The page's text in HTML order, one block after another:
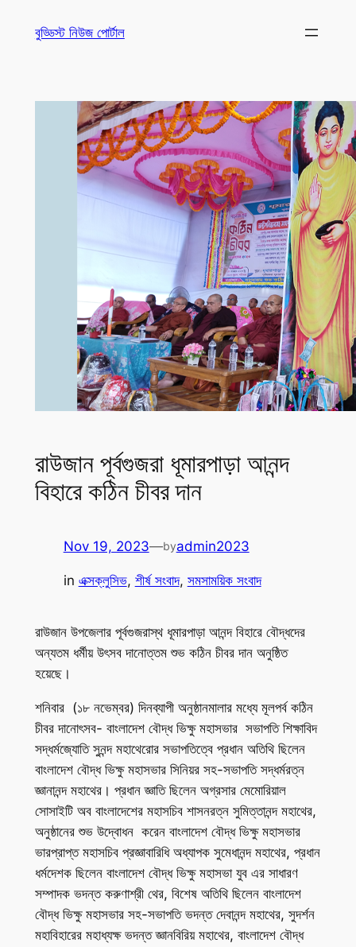
বুড্ডিস্ট নিউজ পোর্টাল
রাউজান পূর্বগুজরা ধূমারপাড়া আনন্দ
বিহারে কঠিন চীবর দান
Nov 19, 2023—byadmin2023
in এক্সক্লুসিভ, শীর্ষ সংবাদ, সমসাময়িক সংবাদ
রাউজান উপজেলার পূর্বগুজরাস্থ ধূমারপাড়া আনন্দ বিহারে বৌদ্ধদের
অন্যতম ধর্মীয় উৎসব দানোত্তম শুভ কঠিন চীবর দান অনুষ্ঠিত
হয়েছে।
শনিবার (১৮ নভেম্বর) দিনব্যাপী অনুষ্ঠানমালার মধ্যে মূলপর্ব কঠিন
চীবর দানোৎসব- বাংলাদেশ বৌদ্ধ ভিক্ষু মহাসভার সভাপতি শিক্ষাবিদ
সদ্ধর্মজ্যোতি সুনন্দ মহাথেরোর সভাপতিত্বে প্রধান অতিথি ছিলেন
বাংলাদেশ বৌদ্ধ ভিক্ষু মহাসভার সিনিয়র সহ-সভাপতি সদ্ধর্মরত্ন
জ্ঞানানন্দ মহাথের। প্রধান জ্ঞাতি ছিলেন অগ্রসার মেমোরিয়াল
সোসাইটি অব বাংলাদেশের মহাসচিব শাসনরত্ন সুমিত্তানন্দ মহাথের,
অনুষ্ঠানের শুভ উদ্বোধন করেন বাংলাদেশ বৌদ্ধ ভিক্ষু মহাসভার
ভারপ্রাপ্ত মহাসচিব প্রজ্ঞাবারিধি অধ্যাপক সুমেধানন্দ মহাথের, প্রধান
ধর্মদেশক ছিলেন বাংলাদেশ বৌদ্ধ ভিক্ষু মহাসভা যুব এর সাধারণ
সম্পাদক ভদন্ত করুণাশ্রী থের, বিশেষ অতিথি ছিলেন বাংলাদেশ
বৌদ্ধ ভিক্ষু মহাসভার সহ-সভাপতি ভদন্ত দেবানন্দ মহাথের, সুদর্শন
মহাবিহারের মহাধ্যক্ষ ভদন্ত জ্ঞানবিরিয় মহাথের, বাংলাদেশ বৌদ্ধ